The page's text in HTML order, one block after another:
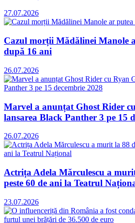
27.07.2026
Cazul morții Mădălinei Manole
după 16 ani
26.07.2026
Marvel a anunțat Ghost Rider
lansarea Black Panther 3 pe 15
26.07.2026
Actrița Adela Mărculescu a
peste 60 de ani la Teatrul
23.07.2026